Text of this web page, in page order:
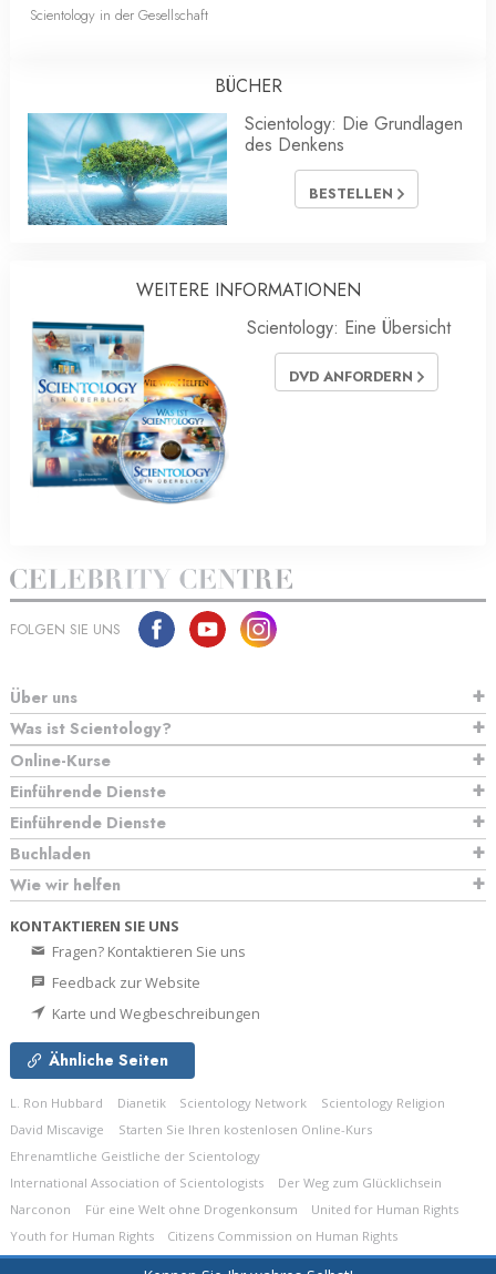
Scientology in der Gesellschaft
BÜCHER
Scientology: Die Grundlagen
des Denkens
BESTELLEN
WEITERE INFORMATIONEN
Scientology: Eine Übersicht
DVD ANFORDERN
FOLGEN SIE UNS
Über uns
Was ist Scientology?
Online-Kurse
Einführende Dienste
Einführende Dienste
Buchladen
Wie wir helfen
KONTAKTIEREN SIE UNS
Fragen? Kontaktieren Sie uns
Feedback zur Website
Karte und Wegbeschreibungen
Ähnliche Seiten
L. Ron Hubbard Dianetik Scientology Network
Scientology Religion
David Miscavige
Starten Sie Ihren kostenlosen Online-Kurs
Ehrenamtliche Geistliche der Scientology
International Association of Scientologists
Der Weg zum Glücklichsein
Narconon
Für eine Welt ohne Drogenkonsum
United for Human Rights
Youth for Human Rights
Citizens Commission on Human Rights